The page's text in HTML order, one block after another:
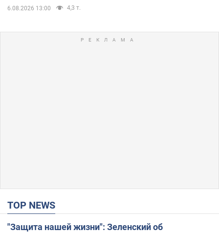
6.08.2026 13:00 4,3 т.
TOP NEWS
"Защита нашей жизни": Зеленский об